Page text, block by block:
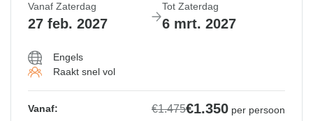
Vanaf Zaterdag
27 feb. 2027
Tot Zaterdag
6 mrt. 2027
Engels
Raakt snel vol
Vanaf: €1.475€1.350 per persoon